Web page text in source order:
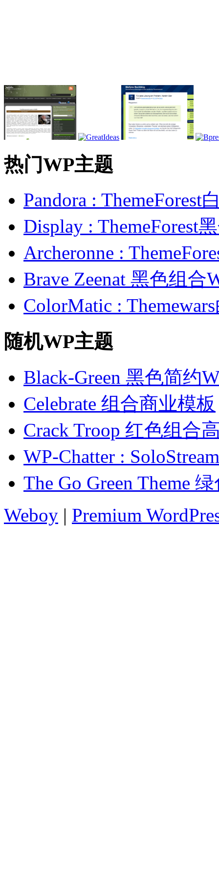
热门WP主题
Pandora : ThemeForest
Display : ThemeForest
Archeronne :
Brave Zeenat 黑色组合
ColorMatic :
随机WP主题
Black-Green 黑色简约
Celebrate 组合商业模板
Crack Troop 红色组合
WP-Chatter :
The Go Green Theme
Weboy | Premium